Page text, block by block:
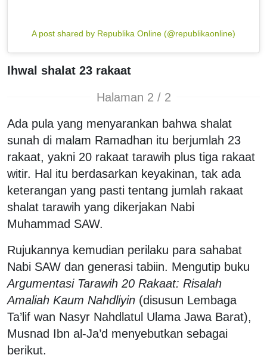
A post shared by Republika Online (@republikaonline)
Ihwal shalat 23 rakaat
Halaman 2 / 2
Ada pula yang menyarankan bahwa shalat
sunah di malam Ramadhan itu berjumlah 23
rakaat, yakni 20 rakaat tarawih plus tiga rakaat
witir. Hal itu berdasarkan keyakinan, tak ada
keterangan yang pasti tentang jumlah rakaat
shalat tarawih yang dikerjakan Nabi
Muhammad SAW.
Rujukannya kemudian perilaku para sahabat
Nabi SAW dan generasi tabiin. Mengutip buku
Argumentasi Tarawih 20 Rakaat: Risalah
Amaliah Kaum Nahdliyin (disusun Lembaga
Ta’lif wan Nasyr Nahdlatul Ulama Jawa Barat),
Musnad Ibn al-Ja’d menyebutkan sebagai
berikut.